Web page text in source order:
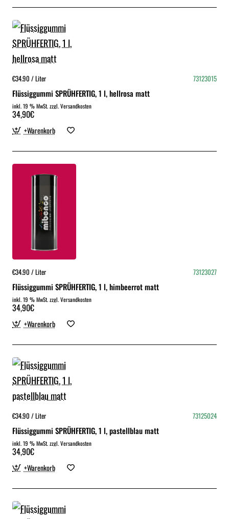
€34.90 / Liter 73123015
Flüssiggummi SPRÜHFERTIG, 1 l, hellrosa matt
inkl. 19 % MwSt. zzgl. Versandkosten
34,90€
+Warenkorb
€34.90 / Liter 73123027
Flüssiggummi SPRÜHFERTIG, 1 l, himbeerrot matt
inkl. 19 % MwSt. zzgl. Versandkosten
34,90€
+Warenkorb
€34.90 / Liter 73125024
Flüssiggummi SPRÜHFERTIG, 1 l, pastellblau matt
inkl. 19 % MwSt. zzgl. Versandkosten
34,90€
+Warenkorb